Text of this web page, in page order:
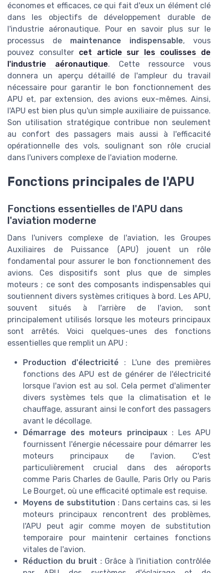
économes et efficaces, ce qui fait d'eux un élément clé
dans les objectifs de développement durable de
l'industrie aéronautique. Pour en savoir plus sur le
processus de maintenance indispensable, vous
pouvez consulter cet article sur les coulisses de
l'industrie aéronautique. Cette ressource vous
donnera un aperçu détaillé de l'ampleur du travail
nécessaire pour garantir le bon fonctionnement des
APU et, par extension, des avions eux-mêmes. Ainsi,
l'APU est bien plus qu'un simple auxiliaire de puissance.
Son utilisation stratégique contribue non seulement
au confort des passagers mais aussi à l'efficacité
opérationnelle des vols, soulignant son rôle crucial
dans l'univers complexe de l'aviation moderne.
Fonctions principales de l'APU
Fonctions essentielles de l'APU dans
l'aviation moderne
Dans l'univers complexe de l'aviation, les Groupes
Auxiliaires de Puissance (APU) jouent un rôle
fondamental pour assurer le bon fonctionnement des
avions. Ces dispositifs sont plus que de simples
moteurs ; ce sont des composants indispensables qui
soutiennent divers systèmes critiques à bord. Les APU,
souvent situés à l'arrière de l'avion, sont
principalement utilisés lorsque les moteurs principaux
sont arrêtés. Voici quelques-unes des fonctions
essentielles que remplit un APU :
Production d'électricité : L'une des premières
fonctions des APU est de générer de l'électricité
lorsque l'avion est au sol. Cela permet d'alimenter
divers systèmes tels que la climatisation et le
chauffage, assurant ainsi le confort des passagers
avant le décollage.
Démarrage des moteurs principaux: Les APU
fournissent l'énergie nécessaire pour démarrer les
moteurs principaux de l'avion. C'est
particulièrement crucial dans des aéroports
comme Paris Charles de Gaulle, Paris Orly ou Paris
Le Bourget, où une efficacité optimale est requise.
Moyens de substitution : Dans certains cas, si les
moteurs principaux rencontrent des problèmes,
l'APU peut agir comme moyen de substitution
temporaire pour maintenir certaines fonctions
vitales de l'avion.
Réduction du bruit : Grâce à l'initiation contrôlée